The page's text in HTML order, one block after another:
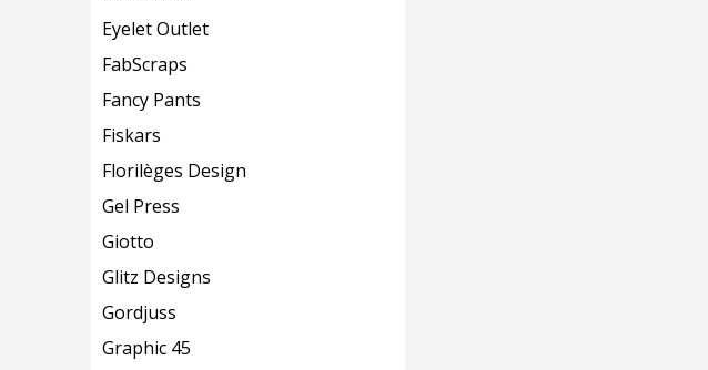
Eyelet Outlet
FabScraps
Fancy Pants
Fiskars
Florilèges Design
Gel Press
Giotto
Glitz Designs
Gordjuss
Graphic 45